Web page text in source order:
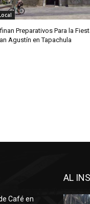
Preparativos Para la
Agustín en Tapachula
Café en
AL